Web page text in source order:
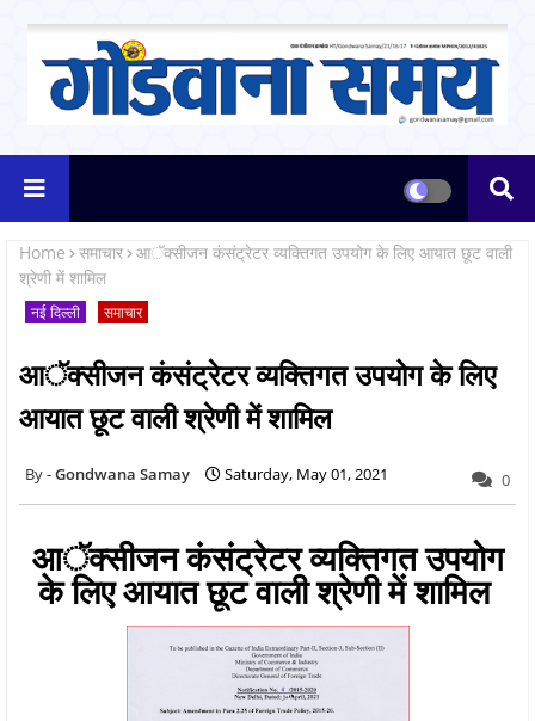
Home समाचार आॅक्सीजन कंसंट्रेटर व्यक्तिगत उपयोग के लिए आयात छूट वाली
श्रेणी में शामिल
नई दिल्ली समाचार
आॅक्सीजन कंसंट्रेटर व्यक्तिगत उपयोग के लिए
आयात छूट वाली श्रेणी में शामिल
Gondwana Samay Saturday, May 01, 2021 0
आॅक्सीजन कंसंट्रेटर व्यक्तिगत उपयोग
के लिए आयात छूट वाली श्रेणी में शामिल